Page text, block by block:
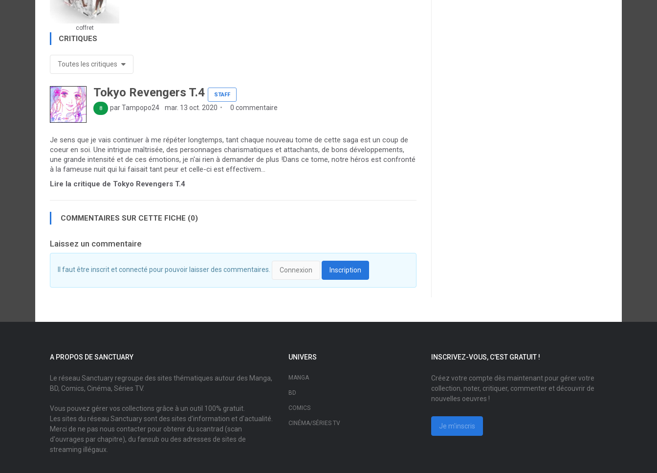
coffret
CRITIQUES
Toutes les critiques
Tokyo Revengers T.4 STAFF
8 par Tampopo24 mar. 13 oct. 2020 0 commentaire
Je sens que je vais continuer à me répéter longtemps, tant chaque nouveau tome de cette saga est un coup de
coeur en soi. Une intrigue maîtrisée, des personnages charismatiques et attachants, de bons développements,
une grande intensité et de ces émotions, je n'ai rien à demander de plus !Dans ce tome, notre héros est confronté
à la fameuse nuit qui lui faisait tant peur et celle-ci est effectivem...
Lire la critique de Tokyo Revengers T.4
COMMENTAIRES SUR CETTE FICHE (0)
Laissez un commentaire
Il faut être inscrit et connecté pour pouvoir laisser des commentaires. Connexion Inscription
A PROPOS DE SANCTUARY
Le réseau Sanctuary regroupe des sites thématiques autour des Manga,
BD, Comics, Cinéma, Séries TV.
Vous pouvez gérer vos collections grâce à un outil 100% gratuit.
Les sites du réseau Sanctuary sont des sites d'information et d'actualité.
Merci de ne pas nous contacter pour obtenir du scantrad (scan
d'ouvrages par chapitre), du fansub ou des adresses de sites de
streaming illégaux.
UNIVERS
MANGA
BD
COMICS
CINÉMA/SÉRIES TV
INSCRIVEZ-VOUS, C'EST GRATUIT !
Créez votre compte dès maintenant pour gérer votre
collection, noter, critiquer, commenter et découvrir de
nouvelles oeuvres !
Je m'inscris